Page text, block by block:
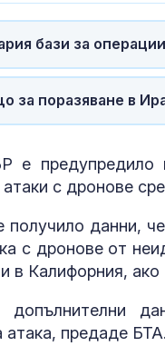
бази за
за поразяване в
предупредило
с дронове
данни,
с дронове от
в Калифорния,
атака, предаде БТА.